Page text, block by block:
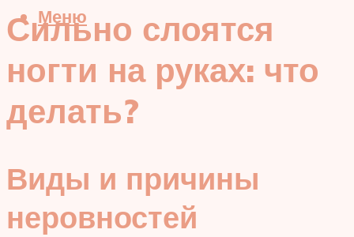
Меню
Сильно слоятся
ногти на руках: что
делать?
Виды и причины
неровностей